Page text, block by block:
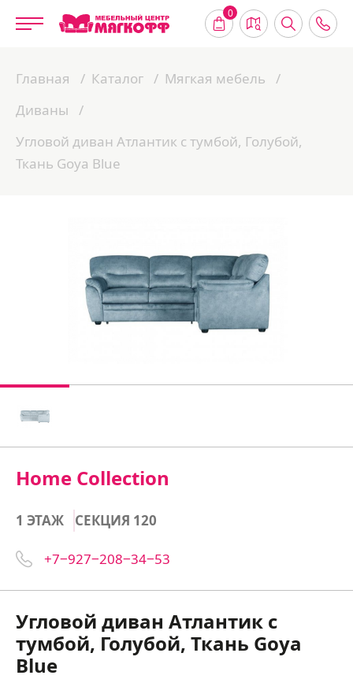
0
Главная Каталог
Мягкая мебель
Диваны
Угловой диван Атлантик с тумбой, Голубой,
Ткань Goya Blue
Home Collection
1 ЭТАЖ СЕКЦИЯ 120
+7‒927‒208‒34‒53
Угловой диван Атлантик с
тумбой, Голубой, Ткань Goya
Blue